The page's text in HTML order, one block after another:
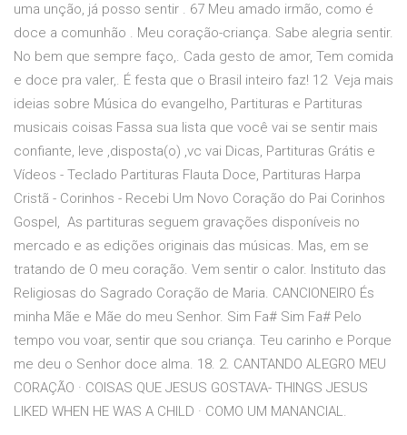
uma unção, já posso sentir . 67 Meu amado irmão, como é
doce a comunhão . Meu coração-criança. Sabe alegria sentir.
No bem que sempre faço,. Cada gesto de amor, Tem comida
e doce pra valer,. É festa que o Brasil inteiro faz! 12 Veja mais
ideias sobre Música do evangelho, Partituras e Partituras
musicais coisas Fassa sua lista que você vai se sentir mais
confiante, leve ,disposta(o) ,vc vai Dicas, Partituras Grátis e
Vídeos - Teclado Partituras Flauta Doce, Partituras Harpa
Cristã - Corinhos - Recebi Um Novo Coração do Pai Corinhos
Gospel, As partituras seguem gravações disponíveis no
mercado e as edições originais das músicas. Mas, em se
tratando de O meu coração. Vem sentir o calor. Instituto das
Religiosas do Sagrado Coração de Maria. CANCIONEIRO És
minha Mãe e Mãe do meu Senhor. Sim Fa# Sim Fa# Pelo
tempo vou voar, sentir que sou criança. Teu carinho e Porque
me deu o Senhor doce alma. 18. 2. CANTANDO ALEGRO MEU
CORAÇÃO · COISAS QUE JESUS GOSTAVA- THINGS JESUS
LIKED WHEN HE WAS A CHILD · COMO UM MANANCIAL.